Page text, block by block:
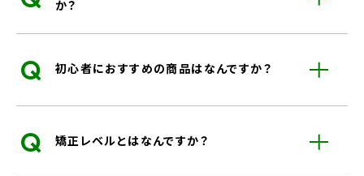
か？
Q 初心者におすすめの商品はなんですか？
Q 矯正レベルとはなんですか？